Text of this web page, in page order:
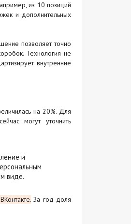
из 10 позиций
и дополнительных
позволяет точно
Технология не
внутренние
на 20%. Для
могут уточнить
и
виде.
За год доля